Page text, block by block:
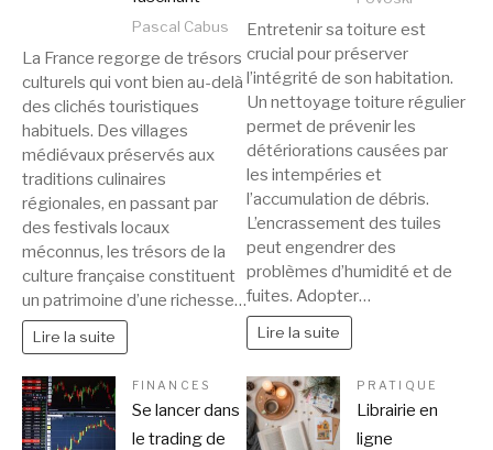
Pascal Cabus
La France regorge de trésors
culturels qui vont bien au-delà
des clichés touristiques
habituels. Des villages
médiévaux préservés aux
traditions culinaires
régionales, en passant par
des festivals locaux
méconnus, les trésors de la
culture française constituent
un patrimoine d’une richesse…
Lire la suite
Entretenir sa toiture est
crucial pour préserver
l’intégrité de son habitation.
Un nettoyage toiture régulier
permet de prévenir les
détériorations causées par
les intempéries et
l’accumulation de débris.
L’encrassement des tuiles
peut engendrer des
problèmes d’humidité et de
fuites. Adopter…
Lire la suite
FINANCES
Se lancer dans
le trading de
PRATIQUE
Librairie en
ligne